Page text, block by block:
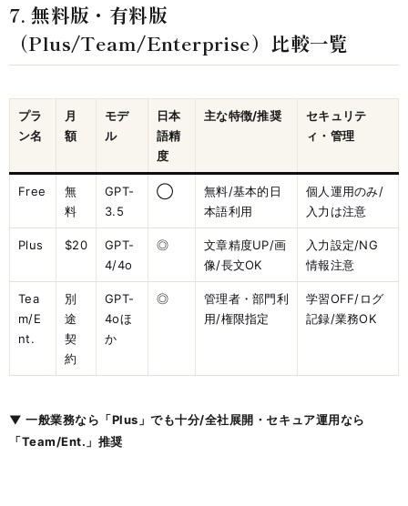
7. 無料版・有料版
（Plus/Team/Enterprise）比較一覧
プラ
ン名
月
額
モデ
ル
日本
語精
度
主な特徴/推奨
セキュリテ
ィ・管理
Free
無
料
GPT-
3.5
◯
無料/基本的日
本語利用
個人運用のみ/
入力は注意
Plus $20
GPT-
4/4o
◎
文章精度UP/画
像/長文OK
入力設定/NG
情報注意
Tea
m/E
nt.
別
途
契
約
GPT-
4oほ
か
◎
管理者・部門利
用/権限指定
学習OFF/ログ
記録/業務OK
▼ 一般業務なら「Plus」でも十分/全社展開・セキュア運用なら
「Team/Ent.」推奨